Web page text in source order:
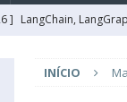
] LangChain,
]
Microsoft Foundry
INÍCIO